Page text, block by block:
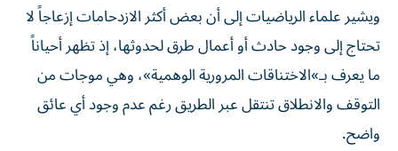
ويشير علماء الرياضيات إلى أن بعض أكثر الازدحامات إزعاجاً لا
تحتاج إلى وجود حادث أو أعمال طرق لحدوثها، إذ تظهر أحياناً
ما يعرف بـ»الاختناقات المرورية الوهمية»، وهي موجات من
التوقف والانطلاق تنتقل عبر الطريق رغم عدم وجود أي عائق
واضح.